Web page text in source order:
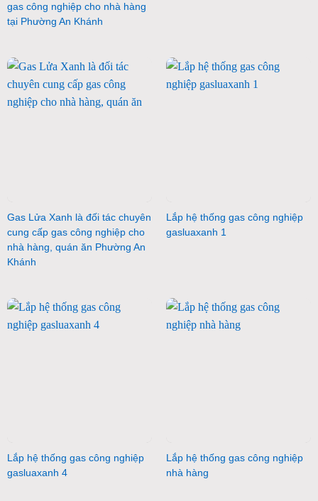
gas công nghiệp cho nhà hàng
tại Phường An Khánh
Gas Lửa Xanh là đối tác chuyên
cung cấp gas công nghiệp cho
nhà hàng, quán ăn Phường An
Khánh
Lắp hệ thống gas công nghiệp
gasluaxanh 1
Lắp hệ thống gas công nghiệp
gasluaxanh 4
Lắp hệ thống gas công nghiệp
nhà hàng